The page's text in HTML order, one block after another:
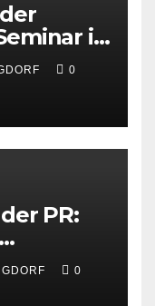
in
2014
0
PR:
Media
0